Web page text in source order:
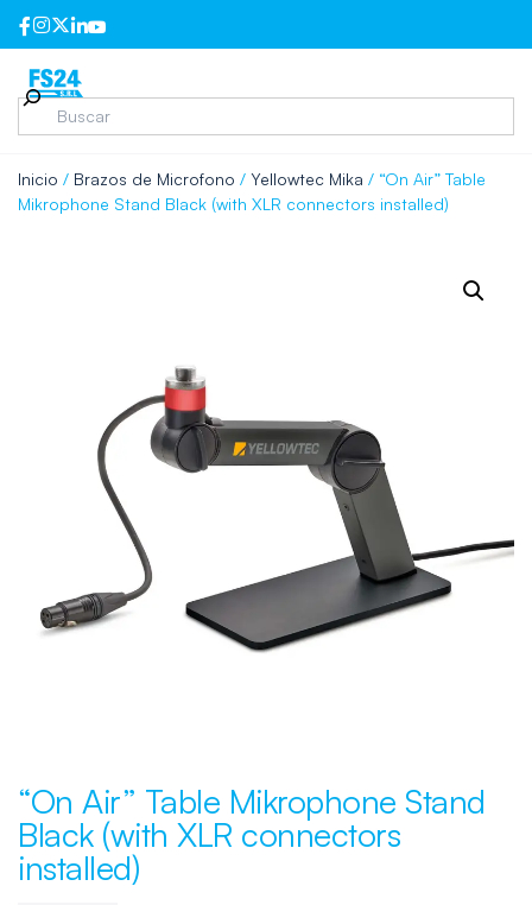
Inicio / Brazos de Microfono / Yellowtec Mika / “On Air” Table
Mikrophone Stand Black (with XLR connectors installed)
“On Air” Table Mikrophone Stand
Black (with XLR connectors
installed)